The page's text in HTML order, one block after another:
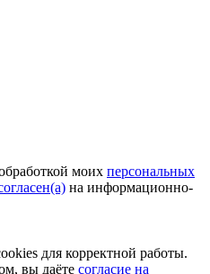
моих персональных
на информационно-
для корректной работы.
вы даёте согласие на